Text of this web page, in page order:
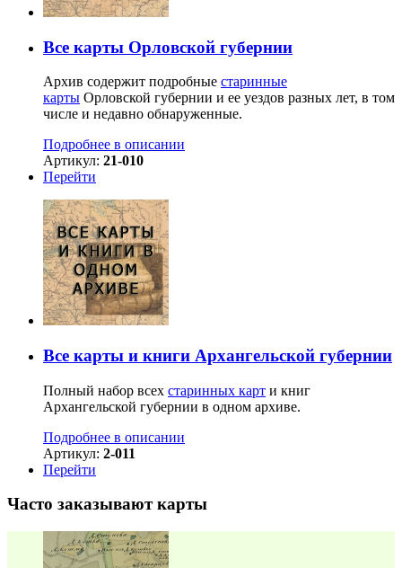
Все карты Орловской губернии
Архив содержит подробные старинные
карты Орловской губернии и ее уездов разных лет, в том
числе и недавно обнаруженные.
Подробнее в описании
Артикул: 21-010
Перейти
Все карты и книги Архангельской губернии
Полный набор всех старинных карт и книг
Архангельской губернии в одном архиве.
Подробнее в описании
Артикул: 2-011
Перейти
Часто заказывают карты